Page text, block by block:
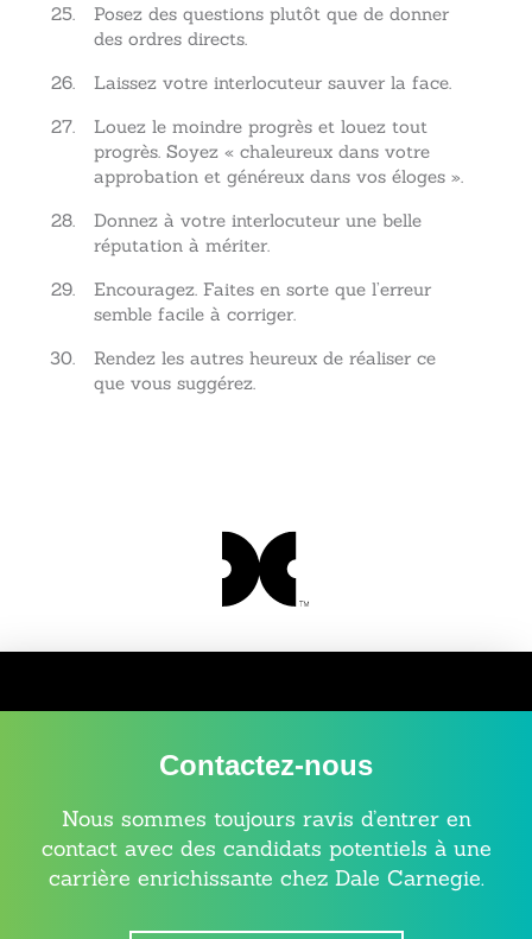
Posez des questions plutôt que de donner
des ordres directs.
Laissez votre interlocuteur sauver la face.
Louez le moindre progrès et louez tout
progrès. Soyez « chaleureux dans votre
approbation et généreux dans vos éloges ».
Donnez à votre interlocuteur une belle
réputation à mériter.
Encouragez. Faites en sorte que l’erreur
semble facile à corriger.
Rendez les autres heureux de réaliser ce
que vous suggérez.
Contactez-nous
Nous sommes toujours ravis d’entrer en
contact avec des candidats potentiels à une
carrière enrichissante chez Dale Carnegie.